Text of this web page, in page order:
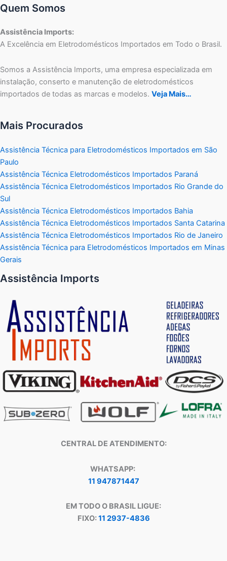
Quem Somos
Assistência Imports:
A Excelência em Eletrodomésticos Importados em Todo o Brasil.
Somos a Assistência Imports, uma empresa especializada em
instalação, conserto e manutenção de eletrodomésticos
importados de todas as marcas e modelos. Veja Mais…
Mais Procurados
Assistência Técnica para Eletrodomésticos Importados em São
Paulo
Assistência Técnica Eletrodomésticos Importados Paraná
Assistência Técnica Eletrodomésticos Importados Rio Grande do
Sul
Assistência Técnica Eletrodomésticos Importados Bahia
Assistência Técnica Eletrodomésticos Importados Santa Catarina
Assistência Técnica Eletrodomésticos Importados Rio de Janeiro
Assistência Técnica para Eletrodomésticos Importados em Minas
Gerais
Assistência Imports
CENTRAL DE ATENDIMENTO:
WHATSAPP:
11 947871447
EM TODO O BRASIL LIGUE:
FIXO:11 2937-4836